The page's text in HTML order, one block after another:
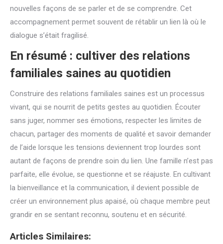
nouvelles façons de se parler et de se comprendre. Cet
accompagnement permet souvent de rétablir un lien là où le
dialogue s’était fragilisé.
En résumé : cultiver des relations
familiales saines au quotidien
Construire des relations familiales saines est un processus
vivant, qui se nourrit de petits gestes au quotidien. Écouter
sans juger, nommer ses émotions, respecter les limites de
chacun, partager des moments de qualité et savoir demander
de l’aide lorsque les tensions deviennent trop lourdes sont
autant de façons de prendre soin du lien. Une famille n’est pas
parfaite, elle évolue, se questionne et se réajuste. En cultivant
la bienveillance et la communication, il devient possible de
créer un environnement plus apaisé, où chaque membre peut
grandir en se sentant reconnu, soutenu et en sécurité.
Articles Similaires: